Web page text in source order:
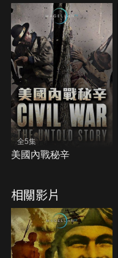
全5集
美國內戰秘辛
相關影片